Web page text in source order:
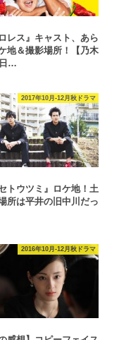
レス』キャスト、あら
地＆撮影場所！【乃木
…
2017年10月-12月秋ドラマ
トウツミ』ロケ地！土
所は平井の旧中川だっ
2016年10月-12月秋ドラマ